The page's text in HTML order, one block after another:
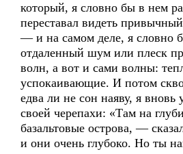
который, я словно бы в нем
переставал видеть
— и на самом деле, я словно
отдаленный шум или плеск
волн, а вот и сами волны:
успокаивающие. И потом
едва ли не сон наяву, я вновь
своей черепахи: «Там на
базальтовые острова, —
и они очень глубоко. Но ты